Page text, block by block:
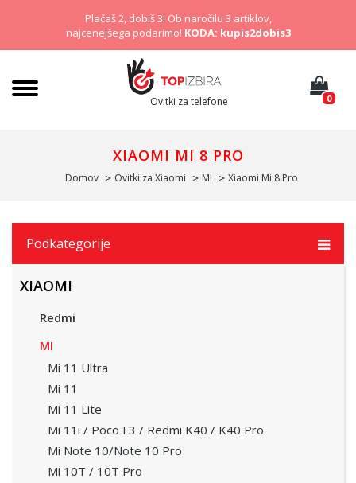
Plačaš 2, dobiš 3! Ob naročilu 3 artiklov,
najcenejšega podarimo! KODA: kupis2dobis3
Ovitki za telefone 0
XIAOMI MI 8 PRO
Domov Ovitki za Xiaomi MI Xiaomi Mi 8 Pro
Podkategorije
XIAOMI
Redmi
MI
Mi 11 Ultra
Mi 11
Mi 11 Lite
Mi 11i / Poco F3 / Redmi K40 / K40 Pro
Mi Note 10/Note 10 Pro
Mi 10T / 10T Pro